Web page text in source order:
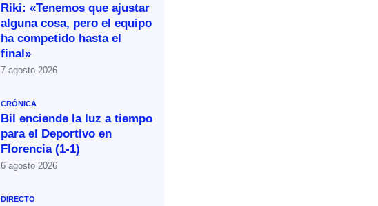
Riki: «Tenemos que ajustar
alguna cosa, pero el equipo
ha competido hasta el
final»
7 agosto 2026
CRÓNICA
Bil enciende la luz a tiempo
para el Deportivo en
Florencia (1-1)
6 agosto 2026
DIRECTO